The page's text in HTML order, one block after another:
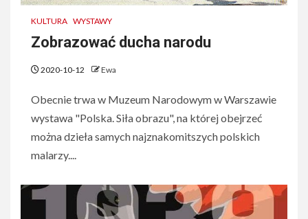
KULTURA WYSTAWY
Zobrazować ducha narodu
2020-10-12 Ewa
Obecnie trwa w Muzeum Narodowym w Warszawie
wystawa "Polska. Siła obrazu", na której obejrzeć
można dzieła samych najznakomitszych polskich
malarzy....